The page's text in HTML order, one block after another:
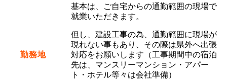
勤務地
基本は、ご自宅からの通勤範囲の現場で
就業いただきます。
但し、建設工事の為、通勤範囲に現場が
現れない事もあり、その際は県外へ出張
対応をお願いします（工事期間中の宿泊
先は、マンスリーマンション・アパー
ト・ホテル等々は会社準備）